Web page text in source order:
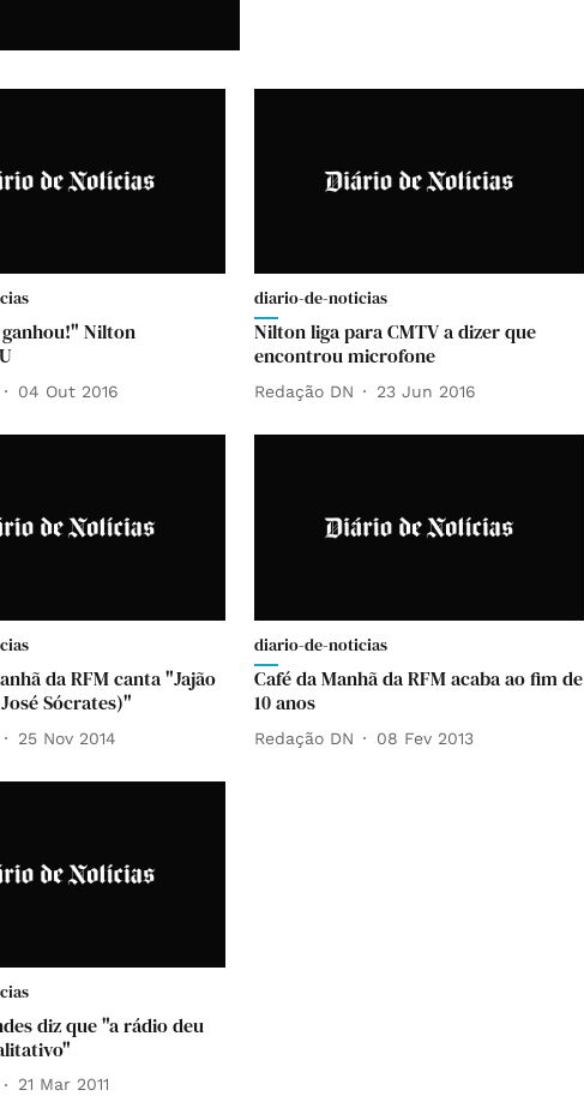
Nilton
04 Out 2016
diario-de-noticias
Nilton liga para CMTV a dizer que
encontrou microfone
Redação DN 23 Jun 2016
da RFM canta "Jajão
Sócrates)"
25 Nov 2014
diario-de-noticias
Café da Manhã da RFM acaba ao fim de
10 anos
Redação DN 08 Fev 2013
diz que "a rádio deu
21 Mar 2011